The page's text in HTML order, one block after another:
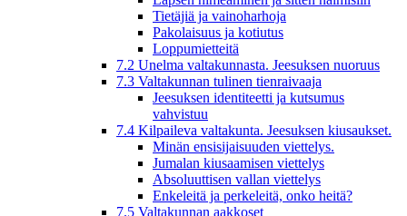
Tietäjiä ja vainoharhoja
Pakolaisuus ja kotiutus
Loppumietteitä
7.2 Unelma valtakunnasta. Jeesuksen nuoruus
7.3 Valtakunnan tulinen tienraivaaja
Jeesuksen identiteetti ja kutsumus
vahvistuu
7.4 Kilpaileva valtakunta. Jeesuksen kiusaukset.
Minän ensisijaisuuden viettelys.
Jumalan kiusaamisen viettelys
Absoluuttisen vallan viettelys
Enkeleitä ja perkeleitä, onko heitä?
7.5 Valtakunnan aakkoset